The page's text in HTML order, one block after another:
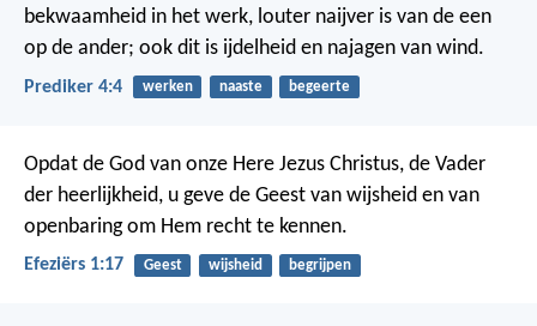
bekwaamheid in het werk, louter naijver is van de een
op de ander; ook dit is ijdelheid en najagen van wind.
Prediker 4:4 werken naaste begeerte
Opdat de God van onze Here Jezus Christus, de Vader
der heerlijkheid, u geve de Geest van wijsheid en van
openbaring om Hem recht te kennen.
Efeziërs 1:17 Geest wijsheid begrijpen